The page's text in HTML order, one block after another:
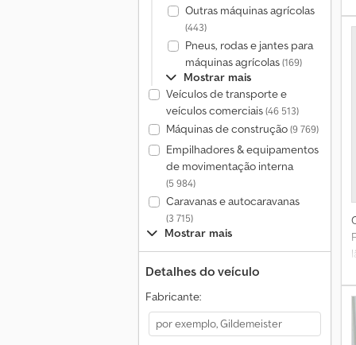
Outras máquinas agrícolas
(443)
Pneus, rodas e jantes para
máquinas agrícolas(169)
Mostrar mais
Veículos de transporte e
veículos comerciais(46 513)
Máquinas de construção(9 769)
Empilhadores & equipamentos
de movimentação interna
(5 984)
Caravanas e autocaravanas
(3 715)
Mostrar mais
Detalhes do veículo
Fabricante: